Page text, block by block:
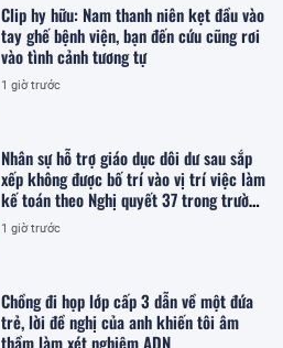
Clip hy hữu: Nam thanh niên kẹt đầu vào
tay ghế bệnh viện, bạn đến cứu cũng rơi
vào tình cảnh tương tự
1 giờ trước
Nhân sự hỗ trợ giáo dục dôi dư sau sắp
xếp không được bố trí vào vị trí việc làm
kế toán theo Nghị quyết 37 trong trường
hợp nào?
1 giờ trước
Chồng đi họp lớp cấp 3 dẫn về một đứa
trẻ, lời đề nghị của anh khiến tôi âm
thầm làm xét nghiệm ADN